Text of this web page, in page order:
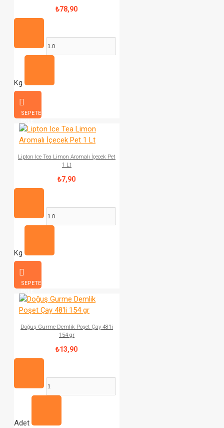
₺78,90
Kg
SEPETE
Lipton Ice Tea Limon Aromalı İçecek Pet
1 Lt
₺7,90
Kg
SEPETE
Doğuş Gurme Demlik Poşet Çay 48'li
154 gr
₺13,90
Adet